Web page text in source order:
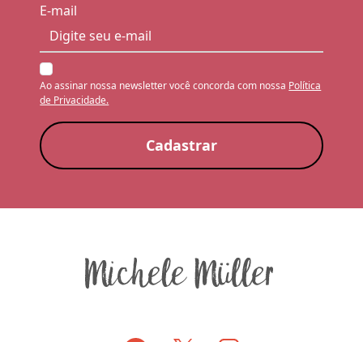
E-mail
Ao assinar nossa newsletter você concorda com nossa Política
de Privacidade.
Cadastrar